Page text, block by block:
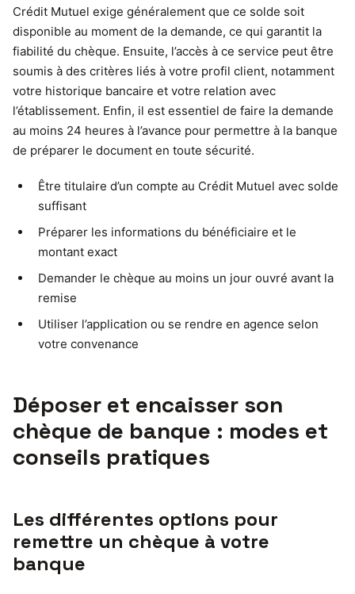
Crédit Mutuel exige généralement que ce solde soit
disponible au moment de la demande, ce qui garantit la
fiabilité du chèque. Ensuite, l’accès à ce service peut être
soumis à des critères liés à votre profil client, notamment
votre historique bancaire et votre relation avec
l’établissement. Enfin, il est essentiel de faire la demande
au moins 24 heures à l’avance pour permettre à la banque
de préparer le document en toute sécurité.
Être titulaire d’un compte au Crédit Mutuel avec solde
suffisant
Préparer les informations du bénéficiaire et le
montant exact
Demander le chèque au moins un jour ouvré avant la
remise
Utiliser l’application ou se rendre en agence selon
votre convenance
Déposer et encaisser son
chèque de banque : modes et
conseils pratiques
Les différentes options pour
remettre un chèque à votre
banque